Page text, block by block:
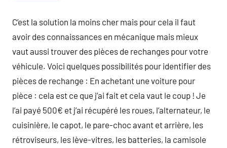
C’est la solution la moins cher mais pour cela il faut
avoir des connaissances en mécanique mais mieux
vaut aussi trouver des pièces de rechanges pour votre
véhicule. Voici quelques possibilités pour identifier des
pièces de rechange : En achetant une voiture pour
pièce : cela est ce que j’ai fait et cela vaut le coup ! Je
l’ai payé 500€ et j’ai récupéré les roues, l’alternateur, le
cuisinière, le capot, le pare-choc avant et arrière, les
rétroviseurs, les lève-vitres, les batteries, la camisole